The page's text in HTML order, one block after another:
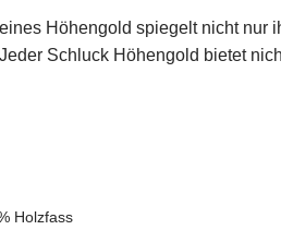
Höhengold spiegelt nicht nur
Schluck Höhengold bietet
Holzfass